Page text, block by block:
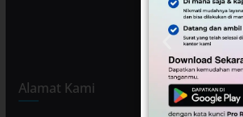
Alamat Kami